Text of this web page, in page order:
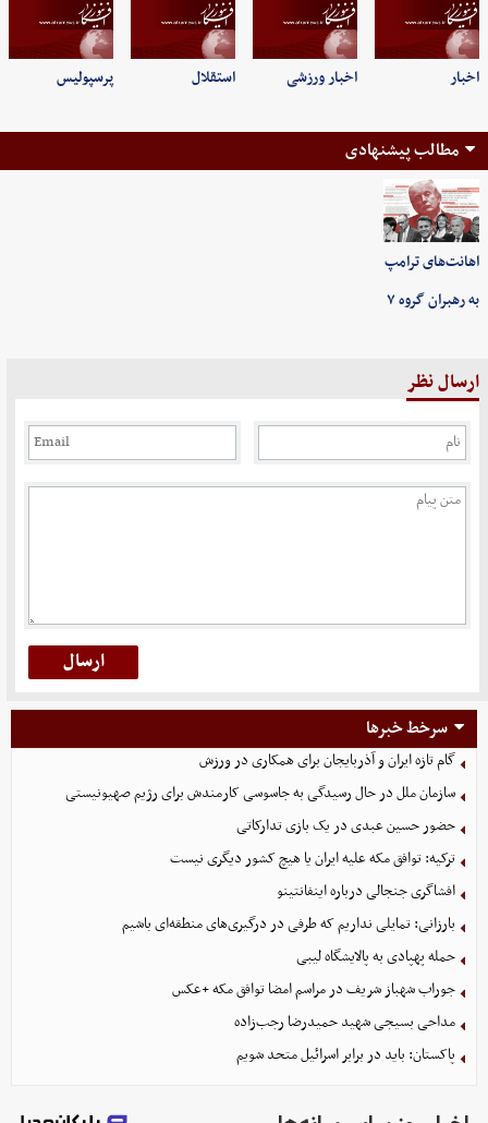
اخبار اخبار ورزشی استقلال پرسپولیس
مطالب پیشنهادی
اهانت‌های ترامپ
به رهبران گروه ۷
ارسال نظر
سرخط خبرها
گام تازه ایران و آذربایجان برای همکاری در ورزش
سازمان ملل در حال رسیدگی به جاسوسی کارمندش برای رژیم صهیونیستی
حضور حسین عبدی در یک بازی تدارکاتی
ترکیه: توافق مکه علیه ایران یا هیچ کشور دیگری نیست
افشاگری جنجالی درباره اینفانتینو
بارزانی: تمایلی نداریم که طرفی در درگیری‌های منطقه‌ای باشیم
حمله پهپادی به پالایشگاه لیبی
جوراب‌ شهباز شریف در مراسم امضا توافق‌ مکه +عکس
مداحی بسیجی شهید حمیدرضا رجب‌زاده
پاکستان: باید در برابر اسرائیل متحد شویم